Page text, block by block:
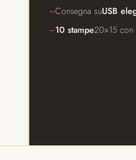
Consegna suUSB
10 stampe20×15 con